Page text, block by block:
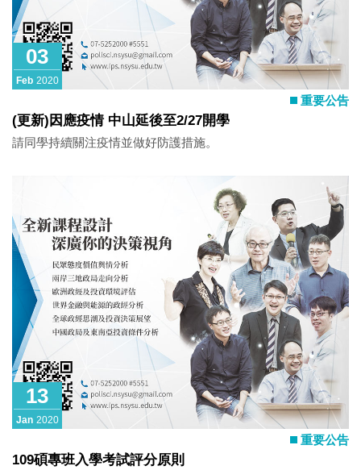
03
Feb 2020
重要公告
(更新)因應疫情 中山延後至2/27開學
請同學持續關注疫情並做好防護措施。
13
Jan 2020
重要公告
109碩專班入學考試評分原則